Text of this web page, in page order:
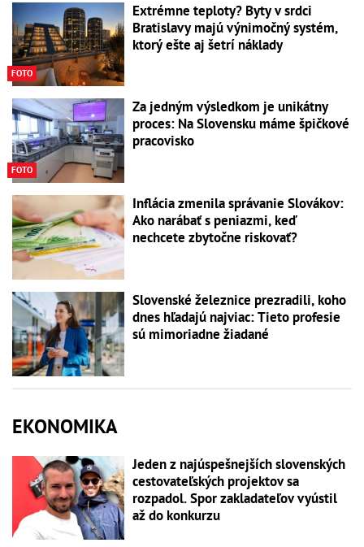
FOTO
Extrémne teploty? Byty v srdci
Bratislavy majú výnimočný systém,
ktorý ešte aj šetrí náklady
FOTO
Za jedným výsledkom je unikátny
proces: Na Slovensku máme špičkové
pracovisko
Inflácia zmenila správanie Slovákov:
Ako narábať s peniazmi, keď
nechcete zbytočne riskovať?
Slovenské železnice prezradili, koho
dnes hľadajú najviac: Tieto profesie
sú mimoriadne žiadané
EKONOMIKA
Jeden z najúspešnejších slovenských
cestovateľských projektov sa
rozpadol. Spor zakladateľov vyústil
až do konkurzu